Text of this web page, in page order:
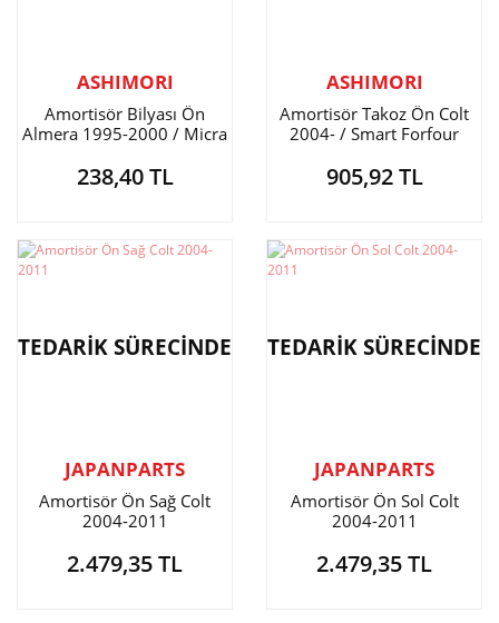
ASHIMORI
Amortisör Bilyası Ön
Almera 1995-2000 / Micra
Carisma 1998- / Colt 2004-
/ Lancer 2008- / 626 1998-
238,40 TL
ASHIMORI
Amortisör Takoz Ön Colt
2004- / Smart Forfour
905,92 TL
TEDARİK SÜRECİNDE
JAPANPARTS
Amortisör Ön Sağ Colt
2004-2011
2.479,35 TL
TEDARİK SÜRECİNDE
JAPANPARTS
Amortisör Ön Sol Colt
2004-2011
2.479,35 TL